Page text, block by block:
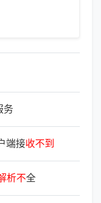
务
端接收不到
析不全